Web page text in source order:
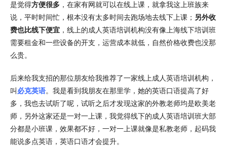
是觉得方便很多 ，在家有网就可以在线上课，就拿我这上班族来
说，平时时间忙，根本没有太多时间去跑场地去线下上课； 另外收
费也比线下便宜 ，线上的成人英语培训机构没有像上海线下培训班
需要租金和一些设备的开支，运营成本就低，自然价格收费也没那
么贵。
后来给我支招的那位朋友给我推荐了一家线上成人英语培训机构，
叫 必克英语。我是看到我朋友在那里学，她的英语口语提高了好
多，我也去试听了呢，试听之后才发现这家的外教老师均是欧美老
师，另外这家还是一对一上课，我觉得线下的成人英语培训班大部
分都是小班课，效果都不好，一对一上课就像是私教老师，起码我
能说多点英语，英语口语才会提升。